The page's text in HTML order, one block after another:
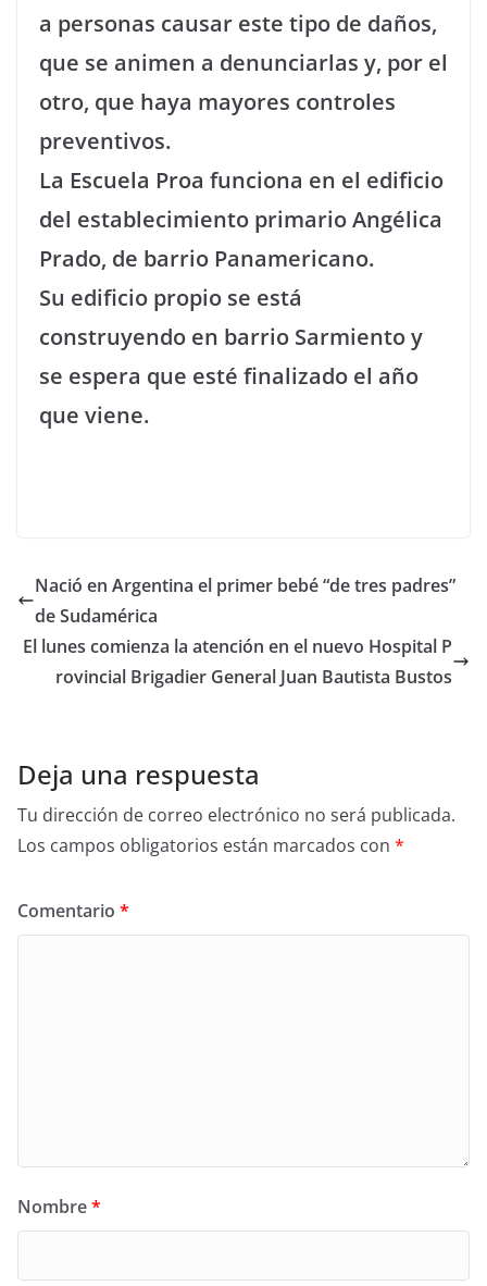
a personas causar este tipo de daños,
que se animen a denunciarlas y, por el
otro, que haya mayores controles
preventivos.
La Escuela Proa funciona en el edificio
del establecimiento primario Angélica
Prado, de barrio Panamericano.
Su edificio propio se está
construyendo en barrio Sarmiento y
se espera que esté finalizado el año
que viene.
Nació en Argentina el primer bebé “de tres padres”
de Sudamérica
El lunes comienza la atención en el nuevo Hospital P
rovincial Brigadier General Juan Bautista Bustos
Deja una respuesta
Tu dirección de correo electrónico no será publicada.
Los campos obligatorios están marcados con *
Comentario *
Nombre*